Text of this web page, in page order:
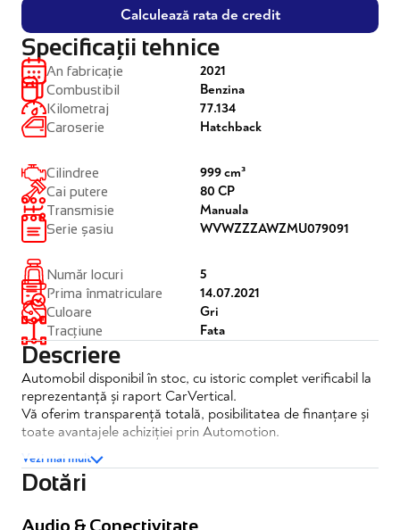
Calculează rata de credit
Specificații tehnice
An fabricație
Combustibil
Kilometraj
Caroserie
2021
Benzina
77.134
Hatchback
Cilindree
Cai putere
Transmisie
Serie șasiu
999 cm³
80 CP
Manuala
WVWZZZAWZMU079091
Număr locuri
Prima înmatriculare
Culoare
Tracțiune
5
14.07.2021
Gri
Fata
Descriere
Automobil disponibil în stoc, cu istoric complet verificabil la
reprezentanță și raport CarVertical.
Vă oferim transparență totală, posibilitatea de finanțare și
toate avantajele achiziției prin Automotion.
Volkswagen Polo 1.0 Trendline
✔️Posibilitate finantare
Vezi mai mult
Dotări
Audio & Conectivitate